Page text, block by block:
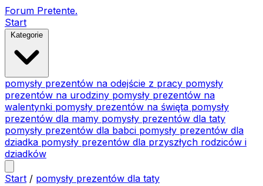
Forum Pretente.
Start
Kategorie
pomysły prezentów na odejście z pracy pomysły
prezentów na urodziny pomysły prezentów na
walentynki pomysły prezentów na święta pomysły
prezentów dla mamy pomysły prezentów dla taty
pomysły prezentów dla babci pomysły prezentów dla
dziadka pomysły prezentów dla przyszłych rodziców i
dziadków
Start / pomysły prezentów dla taty